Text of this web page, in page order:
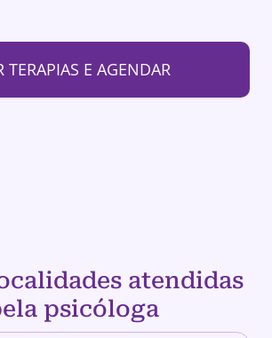
TERAPIAS E AGENDAR
atendidas
psicóloga